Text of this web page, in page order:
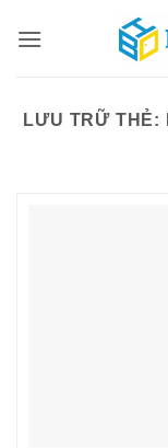
qua
LƯU TRỮ THẺ: